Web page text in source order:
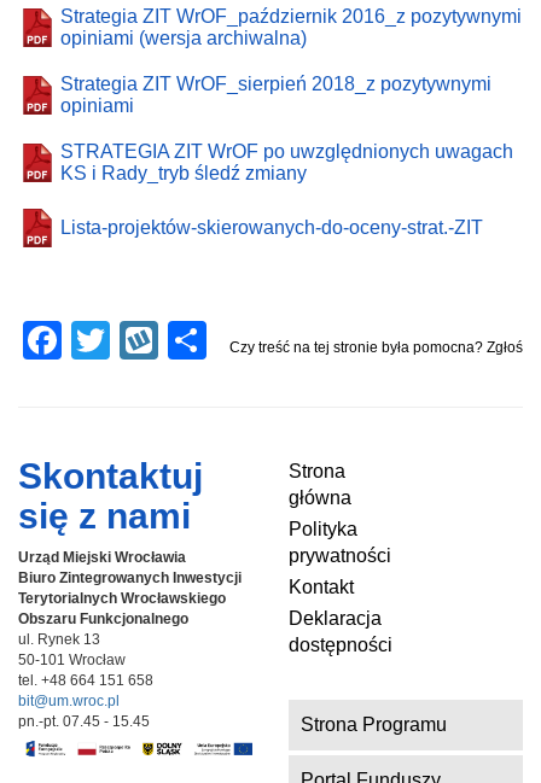
F
b
o
o
k
T
er
W
p
S
Strategia ZIT WrOF_październik 2016_z pozytywnymi
opiniami (wersja archiwalna)
Strategia ZIT WrOF_sierpień 2018_z pozytywnymi
opiniami
STRATEGIA ZIT WrOF po uwzględnionych uwagach
KS i Rady_tryb śledź zmiany
Lista-projektów-skierowanych-do-oceny-strat.-ZIT
Czy treść na tej stronie była pomocna? Zgłoś
Skontaktuj
się z nami
Urząd Miejski Wrocławia
Biuro Zintegrowanych Inwestycji
Terytorialnych Wrocławskiego
Obszaru Funkcjonalnego
ul. Rynek 13
50-101 Wrocław
tel. +48 664 151 658
bit@um.wroc.pl
pn.-pt. 07.45 - 15.45
Strona
główna
Polityka
prywatności
Kontakt
Deklaracja
dostępności
Strona Programu